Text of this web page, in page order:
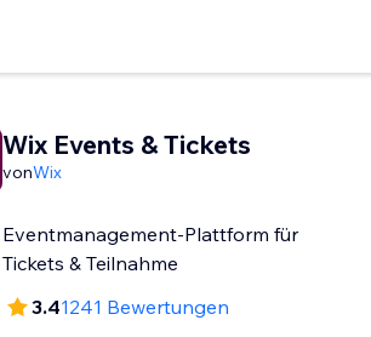
Wix Events & Tickets
vonWix
Eventmanagement-Plattform für
Tickets & Teilnahme
3.41241 Bewertungen